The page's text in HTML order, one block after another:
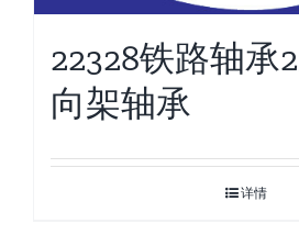
22328铁路轴承
向架轴承
详情